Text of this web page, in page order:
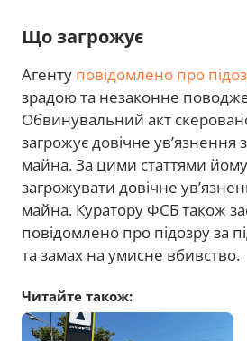
Що загрожує
Агенту повідомлено про
зрадою та незаконне
Обвинувальний акт
загрожує довічне ув’язнення
майна. За цими статтями
загрожувати довічне
майна. Куратору ФСБ також
повідомлено про підозру за
та замах на умисне вбивство.
Читайте також: